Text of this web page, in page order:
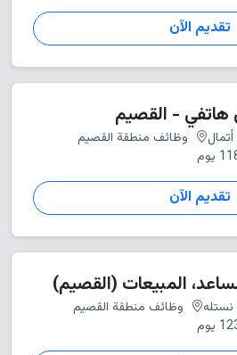
تقديم الآن
- القصيم
وظائف منطقة القصيم
تقديم الآن
المبيعات (القصيم)
وظائف منطقة القصيم